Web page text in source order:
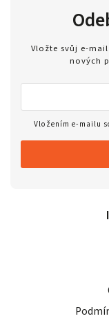
Vložte svůj e-
nových
Vložením e-mailu